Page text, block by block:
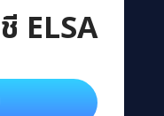
ELSA